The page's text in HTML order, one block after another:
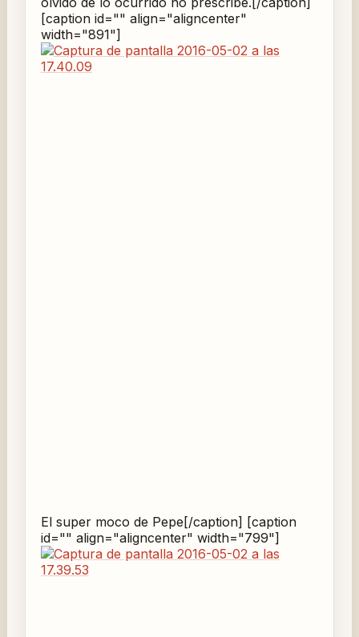
[caption id="" align="aligncenter"
width="891"]
El super moco de Pepe[/caption] [caption
id="" align="aligncenter" width="799"]